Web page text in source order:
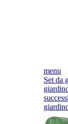
menu
Set da